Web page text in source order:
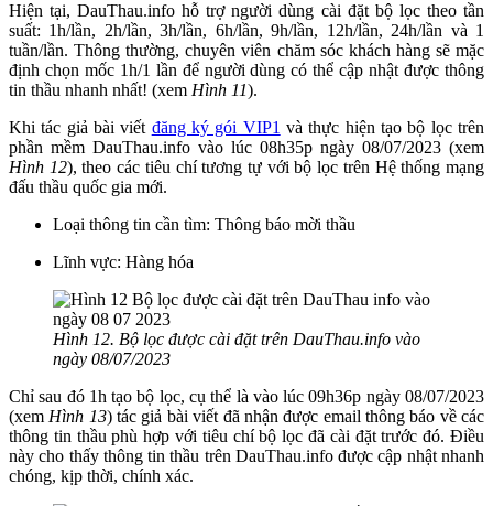
Hiện tại, DauThau.info hỗ trợ người dùng cài đặt bộ lọc theo tần
suất: 1h/lần, 2h/lần, 3h/lần, 6h/lần, 9h/lần, 12h/lần, 24h/lần và 1
tuần/lần. Thông thường, chuyên viên chăm sóc khách hàng sẽ mặc
định chọn mốc 1h/1 lần để người dùng có thể cập nhật được thông
tin thầu nhanh nhất! (xem Hình 11).
Khi tác giả bài viết đăng ký gói VIP1 và thực hiện tạo bộ lọc trên
phần mềm DauThau.info vào lúc 08h35p ngày 08/07/2023 (xem
Hình 12), theo các tiêu chí tương tự với bộ lọc trên Hệ thống mạng
đấu thầu quốc gia mới.
Loại thông tin cần tìm: Thông báo mời thầu
Lĩnh vực: Hàng hóa
Hình 12. Bộ lọc được cài đặt trên DauThau.info vào
ngày 08/07/2023
Chỉ sau đó 1h tạo bộ lọc, cụ thể là vào lúc 09h36p ngày 08/07/2023
(xemHình 13) tác giả bài viết đã nhận được email thông báo về các
thông tin thầu phù hợp với tiêu chí bộ lọc đã cài đặt trước đó. Điều
này cho thấy thông tin thầu trên DauThau.info được cập nhật nhanh
chóng, kịp thời, chính xác.